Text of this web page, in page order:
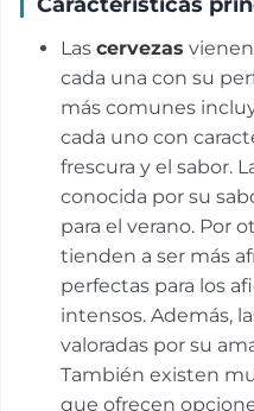
Las cervezas
cada una con su
más comunes
cada uno con
frescura y el sabor.
conocida por su
para el verano. Por
tienden a ser más
perfectas para los
intensos. Además,
valoradas por su
También existen
que ofrecen